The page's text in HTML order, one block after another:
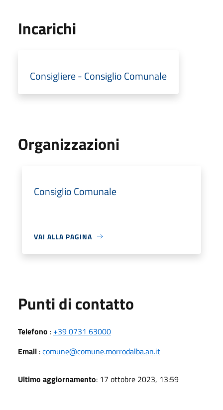
Incarichi
Consigliere - Consiglio Comunale
Organizzazioni
Consiglio Comunale
VAI ALLA PAGINA
Punti di contatto
Telefono : +39 0731 63000
Email :comune@comune.morrodalba.an.it
Ultimo aggiornamento: 17 ottobre 2023, 13:59